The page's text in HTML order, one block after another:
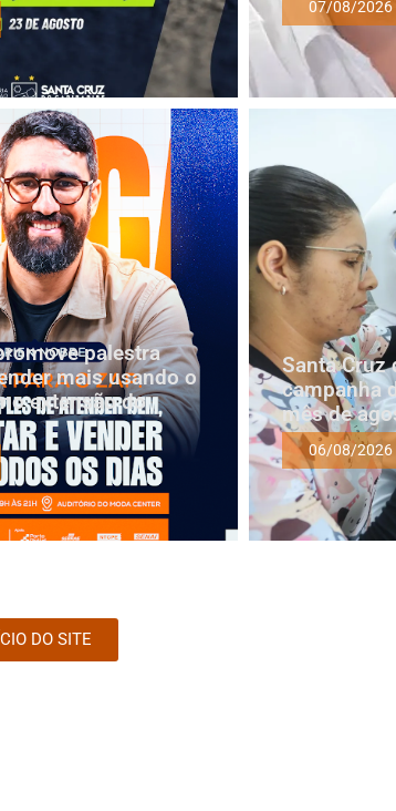
07/08/2026
palestra
mais usando o
extensão do
Santa Cruz
campanha
mês de
06/08/2026
DO SITE